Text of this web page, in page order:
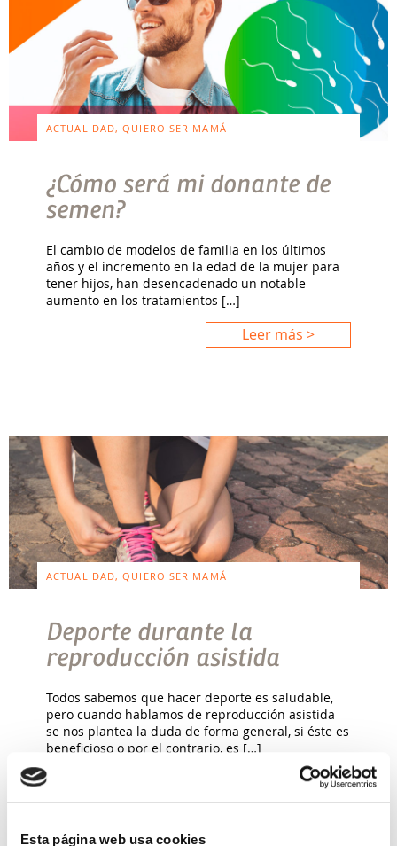
Esta página web usa cookies
ACTUALIDAD, QUIERO SER MAMÁ
¿Cómo será mi donante de
semen?
El cambio de modelos de familia en los últimos
años y el incremento en la edad de la mujer para
tener hijos, han desencadenado un notable
aumento en los tratamientos […]
Leer más >
ACTUALIDAD, QUIERO SER MAMÁ
Deporte durante la
reproducción asistida
Todos sabemos que hacer deporte es saludable,
pero cuando hablamos de reproducción asistida
se nos plantea la duda de forma general, si éste es
beneficioso o por el contrario, es […]
Leer más >